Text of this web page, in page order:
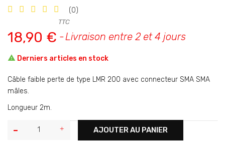
(0)
18,90 €
TTC
Livraison entre 2 et 4 jours
 Derniers articles en stock
Câble faible perte de type LMR 200 avec connecteur SMA SMA
mâles.
Longueur 2m.
AJOUTER AU PANIER